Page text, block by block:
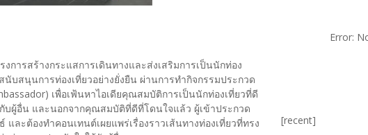
การสร้างกระแสการเดินทางและส่งเสริมการเป็นนักท่อง
บสนุนการท่องเที่ยวอย่างยั่งยืน ผ่านการทำกิจกรรมประกวด
เพื่อเฟ้นหาไอเดียคุณสมบัติการเป็นนักท่องเที่ยวที่ดี
ผู้อื่น และนอกจากคุณสมบัติที่ดีที่โดนใจแล้ว ผู้เข้าประกวด
และต้องทำคอนเทนต์เผยแพร่เรื่องราวเส้นทางท่องเที่ยวที่ทรง
Error:
[recent]